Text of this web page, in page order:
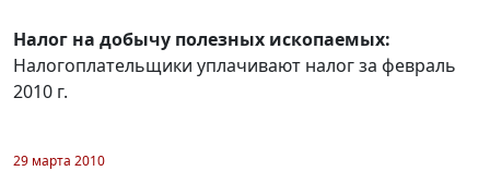
Налог на добычу полезных ископаемых:
Налогоплательщики уплачивают налог за февраль
2010 г.
29 марта 2010